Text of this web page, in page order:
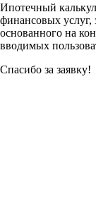
Ипотечный
финансовых услуг,
основанного на
вводимых
Спасибо за заявку!